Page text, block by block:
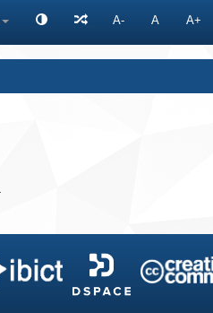
A- A A+